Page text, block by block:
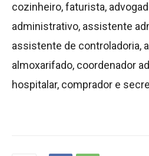
cozinheiro, faturista,
administrativo, assistente
assistente de controladoria,
almoxarifado, coordenador
hospitalar, comprador e